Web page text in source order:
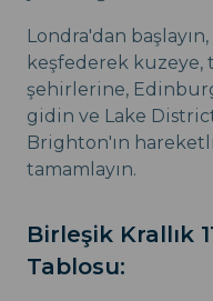
Londra'dan
keşfederek kuzeye,
şehirlerine,
gidin ve Lake
Brighton'ın
tamamlayın.
Birleşik Krallık
Tablosu: